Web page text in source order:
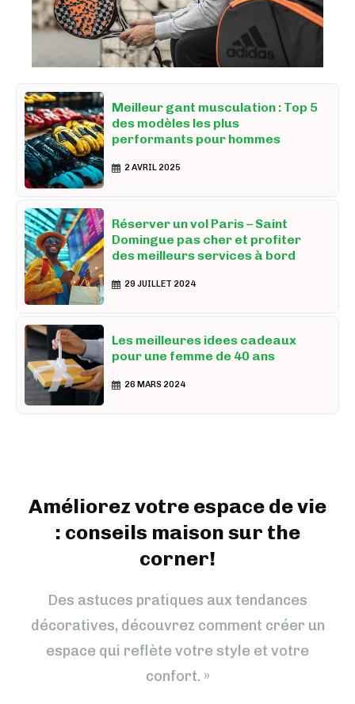
Meilleur gant musculation : Top 5
des modèles les plus
performants pour hommes
2 AVRIL 2025
Réserver un vol Paris – Saint
Domingue pas cher et profiter
des meilleurs services à bord
29 JUILLET 2024
Les meilleures idees cadeaux
pour une femme de 40 ans
26 MARS 2024
Améliorez votre espace de vie
: conseils maison sur the
corner!
Des astuces pratiques aux tendances
décoratives, découvrez comment créer un
espace qui reflète votre style et votre
confort. »